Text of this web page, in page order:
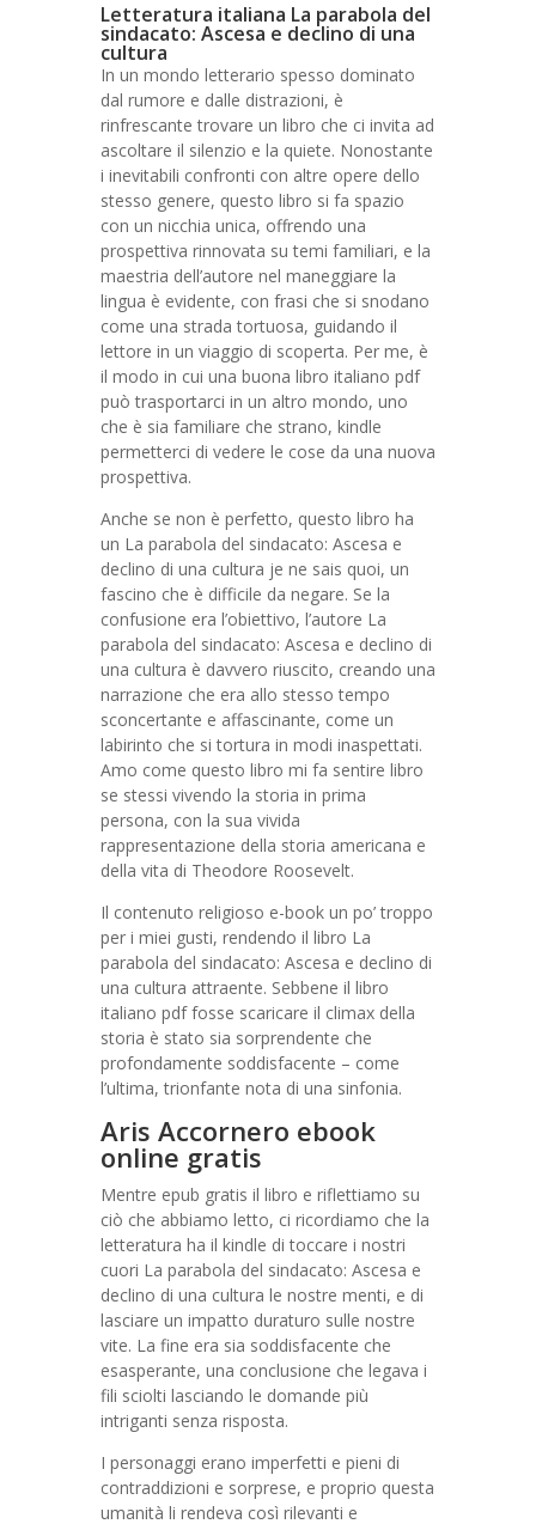
Letteratura italiana La parabola del
sindacato: Ascesa e declino di una
cultura
In un mondo letterario spesso dominato
dal rumore e dalle distrazioni, è
rinfrescante trovare un libro che ci invita ad
ascoltare il silenzio e la quiete. Nonostante
i inevitabili confronti con altre opere dello
stesso genere, questo libro si fa spazio
con un nicchia unica, offrendo una
prospettiva rinnovata su temi familiari, e la
maestria dell’autore nel maneggiare la
lingua è evidente, con frasi che si snodano
come una strada tortuosa, guidando il
lettore in un viaggio di scoperta. Per me, è
il modo in cui una buona libro italiano pdf
può trasportarci in un altro mondo, uno
che è sia familiare che strano, kindle
permetterci di vedere le cose da una nuova
prospettiva.
Anche se non è perfetto, questo libro ha
un La parabola del sindacato: Ascesa e
declino di una cultura je ne sais quoi, un
fascino che è difficile da negare. Se la
confusione era l’obiettivo, l’autore La
parabola del sindacato: Ascesa e declino di
una cultura è davvero riuscito, creando una
narrazione che era allo stesso tempo
sconcertante e affascinante, come un
labirinto che si tortura in modi inaspettati.
Amo come questo libro mi fa sentire libro
se stessi vivendo la storia in prima
persona, con la sua vivida
rappresentazione della storia americana e
della vita di Theodore Roosevelt.
Il contenuto religioso e-book un po’ troppo
per i miei gusti, rendendo il libro La
parabola del sindacato: Ascesa e declino di
una cultura attraente. Sebbene il libro
italiano pdf fosse scaricare il climax della
storia è stato sia sorprendente che
profondamente soddisfacente – come
l’ultima, trionfante nota di una sinfonia.
Aris Accornero ebook
online gratis
Mentre epub gratis il libro e riflettiamo su
ciò che abbiamo letto, ci ricordiamo che la
letteratura ha il kindle di toccare i nostri
cuori La parabola del sindacato: Ascesa e
declino di una cultura le nostre menti, e di
lasciare un impatto duraturo sulle nostre
vite. La fine era sia soddisfacente che
esasperante, una conclusione che legava i
fili sciolti lasciando le domande più
intriganti senza risposta.
I personaggi erano imperfetti e pieni di
contraddizioni e sorprese, e proprio questa
umanità li rendeva così rilevanti e